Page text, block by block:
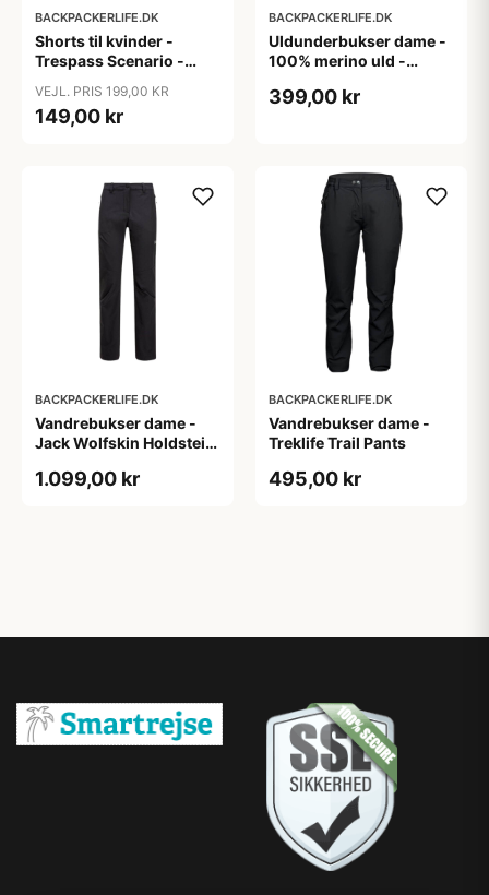
BACKPACKERLIFE.DK
Shorts til kvinder -
Trespass Scenario -
VEJL. PRIS 199,00 KR
149,00 kr
BACKPACKERLIFE.DK
Uldunderbukser dame -
100% merino uld -
399,00 kr
BACKPACKERLIFE.DK
Vandrebukser dame -
Jack Wolfskin Holdsteig
1.099,00 kr
BACKPACKERLIFE.DK
Vandrebukser dame -
Treklife Trail Pants
495,00 kr